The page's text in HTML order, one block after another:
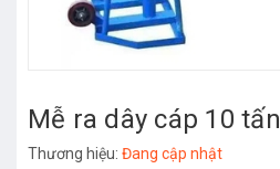
Mễ ra dây cáp 10 tấn
Thương hiệu: Đang cập nhật